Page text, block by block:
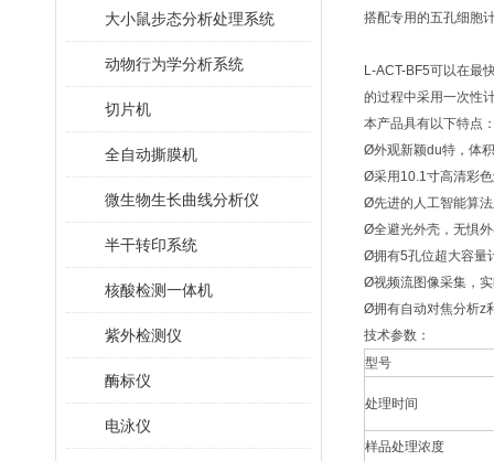
大小鼠步态分析处理系统
动物行为学分析系统
切片机
全自动撕膜机
微生物生长曲线分析仪
半干转印系统
核酸检测一体机
紫外检测仪
酶标仪
电泳仪
搭配专用的五孔细胞
L-ACT-BF5可以在最
的过程中采用一次性
本产品具有以下特点
Ø外观新颖du特，体
Ø采用10.1寸高清彩
Ø先进的人工智能算
Ø全避光外壳，无惧
Ø拥有5孔位超大容量
Ø视频流图像采集，
Ø拥有自动对焦分析z
技术参数：
型号
处理时间
样品处理浓度